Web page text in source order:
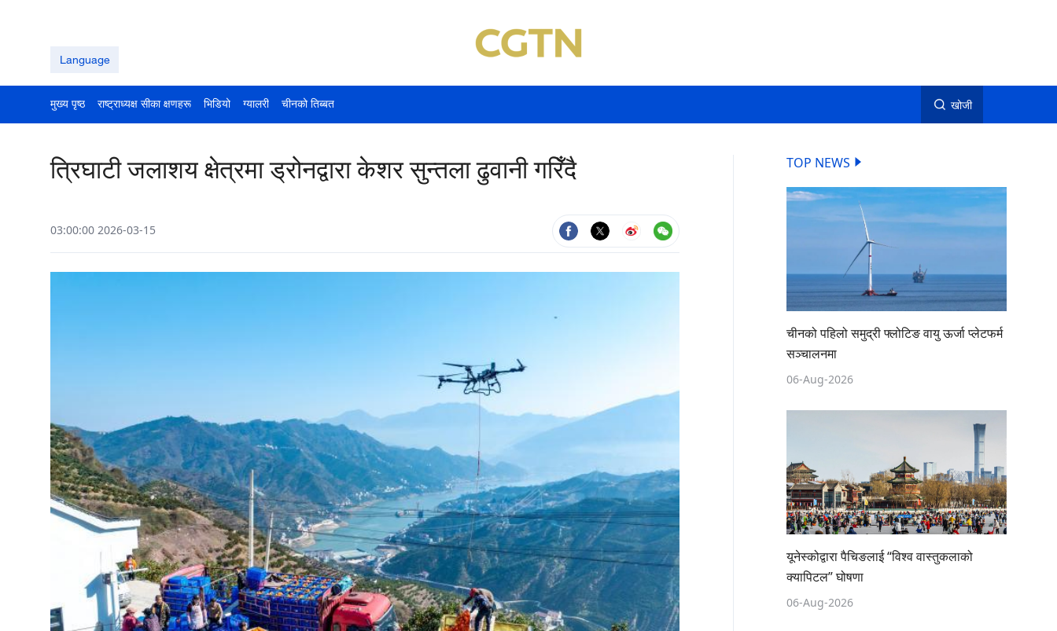
Language
मुख्य पृष्ठ राष्ट्राध्यक्ष सीका क्षणहरू भिडियो ग्यालरी चीनको तिब्बत खोजी
त्रिघाटी जलाशय क्षेत्रमा ड्रोनद्वारा केशर सुन्तला ढुवानी गरिँदै
03:00:00 2026-03-15
TOP NEWS
चीनको पहिलो समुद्री फ्लोटिङ वायु ऊर्जा प्लेटफर्म
सञ्चालनमा
06-Aug-2026
यूनेस्कोद्वारा पैचिङलाई “विश्व वास्तुकलाको
क्यापिटल” घोषणा
06-Aug-2026